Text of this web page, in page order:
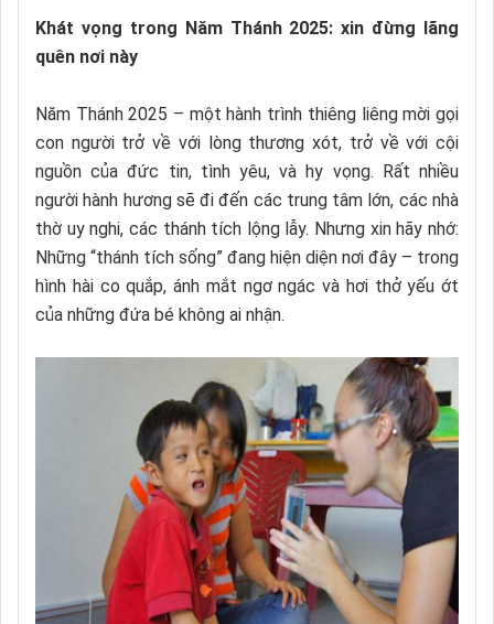
Khát vọng trong Năm Thánh 2025: xin đừng lãng
quên nơi này
Năm Thánh 2025 – một hành trình thiêng liêng mời gọi
con người trở về với lòng thương xót, trở về với cội
nguồn của đức tin, tình yêu, và hy vọng. Rất nhiều
người hành hương sẽ đi đến các trung tâm lớn, các nhà
thờ uy nghi, các thánh tích lộng lẫy. Nhưng xin hãy nhớ:
Những “thánh tích sống” đang hiện diện nơi đây – trong
hình hài co quắp, ánh mắt ngơ ngác và hơi thở yếu ớt
của những đứa bé không ai nhận.